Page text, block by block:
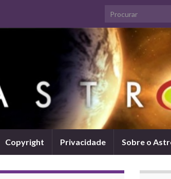
Search for:
Copyright Privacidade Sobre o